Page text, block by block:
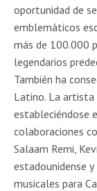
oportunidad de
emblemáticos
más de 100.000
legendarios
También ha
Latino. La artista
estableciéndose
colaboraciones
Salaam Remi,
estadounidense
musicales para